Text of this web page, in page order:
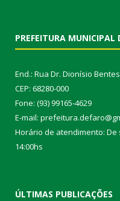
PREFEITURA MUNICIPAL
End.: Rua Dr. Dionísio
CEP: 68280-000
Fone: (93) 99165-4629
E-mail:
Horário de atendimento: De
14:00hs
ÚLTIMAS PUBLICAÇÕES